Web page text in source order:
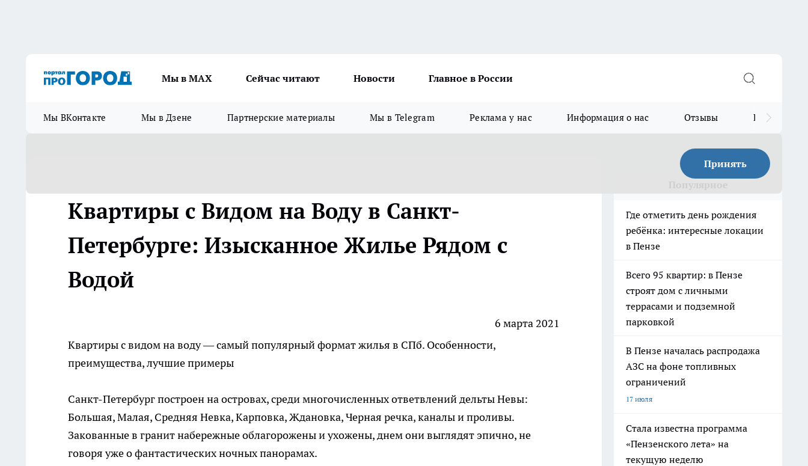
Мы в МАХ Сейчас читают Новости Главное в России
Мы ВКонтакте Мы в Дзене Партнерские материалы Мы в Telegram Реклама у нас Информация о нас Отзывы Прайс для
Принять
Квартиры с Видом на Воду в Санкт-
Петербурге: Изысканное Жилье Рядом с
Водой
6 марта 2021
Квартиры с видом на воду — самый популярный формат жилья в СПб. Особенности,
преимущества, лучшие примеры
Санкт-Петербург построен на островах, среди многочисленных ответвлений дельты Невы:
Большая, Малая, Средняя Невка, Карповка, Ждановка, Черная речка, каналы и проливы.
Закованные в гранит набережные облагорожены и ухожены, днем они выглядят эпично, не
говоря уже о фантастических ночных панорамах.
Где отметить день рождения
ребёнка: интересные локации
в Пензе
Всего 95 квартир: в Пензе
строят дом с личными
террасами и подземной
парковкой
В Пензе началась распродажа
АЗС на фоне топливных
ограничений
17 июля
Стала известна программа
«Пензенского лета» на
текущую неделю